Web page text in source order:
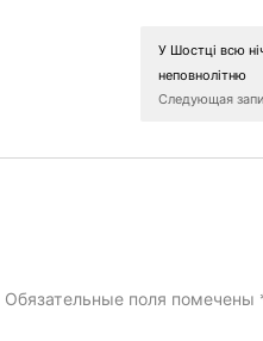
У Шостці всю
неповнолітню
Следующая
Обязательные поля помечены